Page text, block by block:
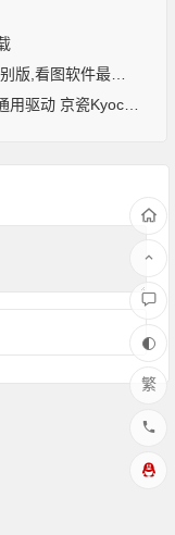
改图片大小免费无需VIP付费
TASKalfa 300i
繁